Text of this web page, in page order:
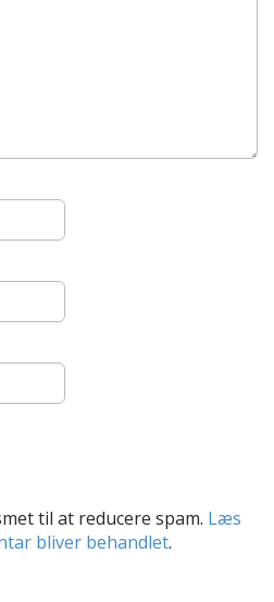
til at reducere spam. Læs
bliver behandlet.